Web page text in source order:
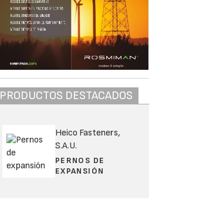
PRODUCTOS DESTACADOS
Heico Fasteners,
S.A.U.
PERNOS DE
EXPANSIÓN